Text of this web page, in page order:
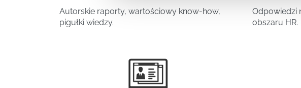
Autorskie raporty, wartościowy know-how,
pigułki wiedzy.
Odpowiedzi
obszaru HR.